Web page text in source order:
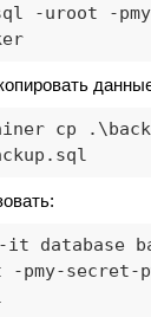
-uroot -
cp
it database
pmy-secret-